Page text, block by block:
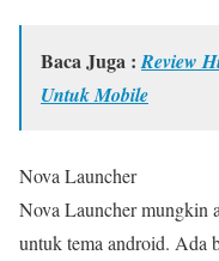
Baca Juga :Review
Untuk Mobile
Nova Launcher
Nova Launcher mungkin
untuk tema android. Ada